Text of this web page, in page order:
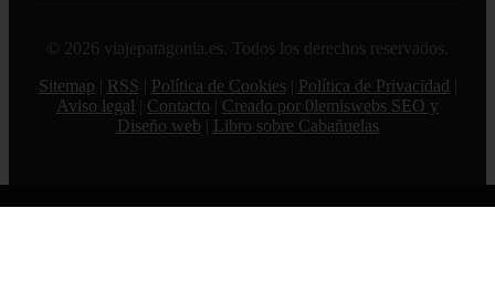
© 2026 viajepatagonia.es. Todos los derechos reservados.
Sitemap
RSS Política de Cookies Política de Privacidad
Aviso legal
Contacto
Creado por 0lemiswebs SEO y
Diseño web
Libro sobre Cabañuelas